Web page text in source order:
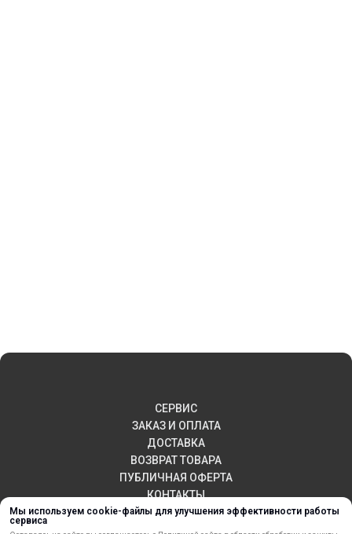
Мы используем cookie-файлы для улучшения эффективности работы
сервиса
СЕРВИС
ЗАКАЗ И ОПЛАТА
ДОСТАВКА
ВОЗВРАТ ТОВАРА
ПУБЛИЧНАЯ ОФЕРТА
КОНТАКТЫ